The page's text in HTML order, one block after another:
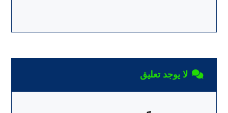
لا يوجد تعليق